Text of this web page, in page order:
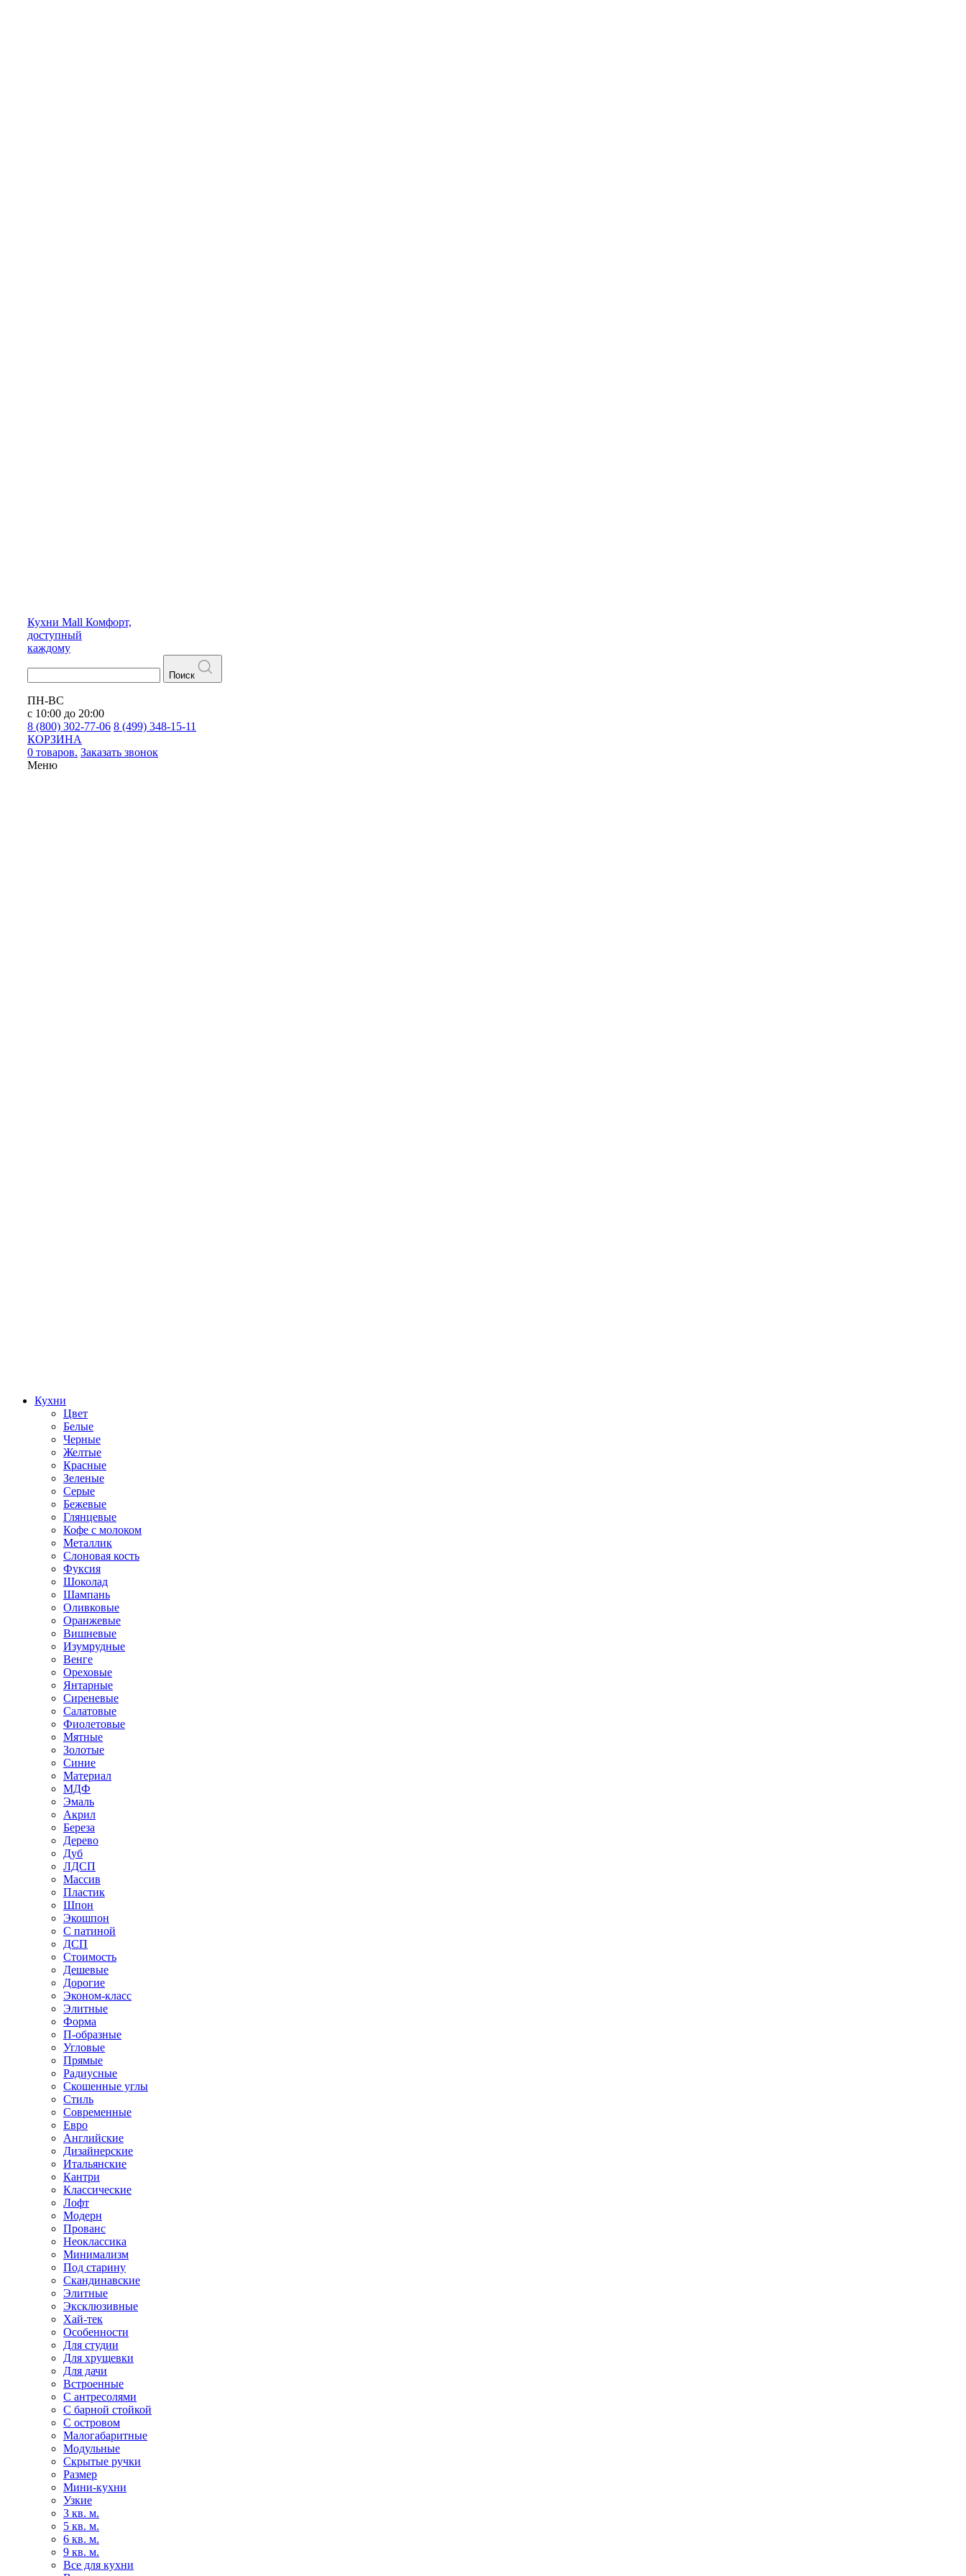
Кухни Mall Комфорт,
доступный
каждому
Поиск
ПН-ВС
с 10:00 до 20:00
8 (800) 302-77-06 8 (499) 348-15-11
КОРЗИНА
0 товаров. Заказать звонок
Меню
Кухни
Цвет
Белые
Черные
Желтые
Красные
Зеленые
Серые
Бежевые
Глянцевые
Кофе с молоком
Металлик
Слоновая кость
Фуксия
Шоколад
Шампань
Оливковые
Оранжевые
Вишневые
Изумрудные
Венге
Ореховые
Янтарные
Сиреневые
Салатовые
Фиолетовые
Мятные
Золотые
Синие
Материал
МДФ
Эмаль
Акрил
Береза
Дерево
Дуб
ЛДСП
Массив
Пластик
Шпон
Экошпон
С патиной
ДСП
Стоимость
Дешевые
Дорогие
Эконом-класс
Элитные
Форма
П-образные
Угловые
Прямые
Радиусные
Скошенные углы
Стиль
Современные
Евро
Английские
Дизайнерские
Итальянские
Кантри
Классические
Лофт
Модерн
Прованс
Неоклассика
Минимализм
Под старину
Скандинавские
Элитные
Эксклюзивные
Хай-тек
Особенности
Для студии
Для хрущевки
Для дачи
Встроенные
С антресолями
С барной стойкой
С островом
Малогабаритные
Модульные
Скрытые ручки
Размер
Мини-кухни
Узкие
3 кв. м.
5 кв. м.
6 кв. м.
9 кв. м.
Все для кухни